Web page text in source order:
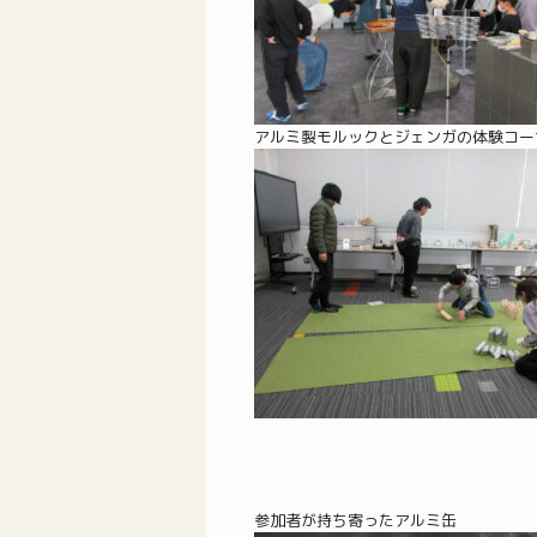
アルミ製モルックとジェンガの体験コ
参加者が持ち寄ったアルミ缶